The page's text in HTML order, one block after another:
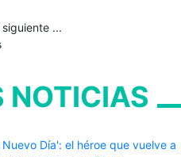
...
NOTICIAS